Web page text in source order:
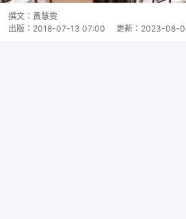
撰文： 黃慧雯
出版： 2018-07-13 07:00 更新： 2023-08-